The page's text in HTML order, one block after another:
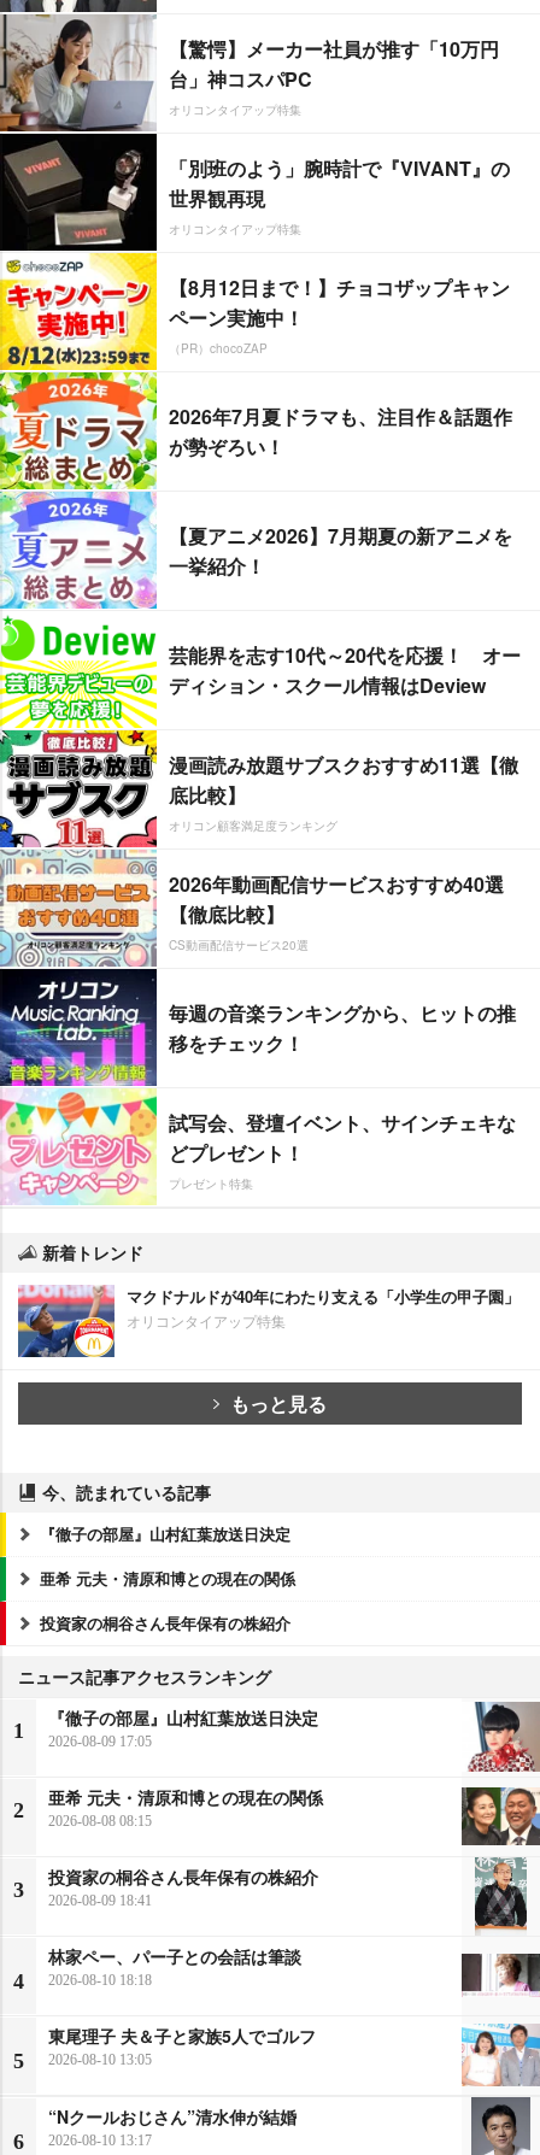
【驚愕】メーカー社員が推す「10万円
台」神コスパPC
オリコンタイアップ特集
「別班のよう」腕時計で『VIVANT』の
世界観再現
オリコンタイアップ特集
【8月12日まで！】チョコザップキャン
ペーン実施中！
（PR）chocoZAP
2026年7月夏ドラマも、注目作＆話題作
が勢ぞろい！
【夏アニメ2026】7月期夏の新アニメを
一挙紹介！
芸能界を志す10代～20代を応援！ オー
ディション・スクール情報はDeview
漫画読み放題サブスクおすすめ11選【徹
底比較】
オリコン顧客満足度ランキング
2026年動画配信サービスおすすめ40選
【徹底比較】
CS動画配信サービス20選
毎週の音楽ランキングから、ヒットの推
移をチェック！
試写会、登壇イベント、サインチェキな
どプレゼント！
プレゼント特集
新着トレンド
マクドナルドが40年にわたり支える「小学生の甲子園」
オリコンタイアップ特集
もっと見る
今、読まれている記事
『徹子の部屋』山村紅葉放送日決定
亜希 元夫・清原和博との現在の関係
投資家の桐谷さん長年保有の株紹介
ニュース記事アクセスランキング
1
『徹子の部屋』山村紅葉放送日決定
2026-08-09 17:05
2
亜希 元夫・清原和博との現在の関係
2026-08-08 08:15
3
投資家の桐谷さん長年保有の株紹介
2026-08-09 18:41
4
林家ペー、パー子との会話は筆談
2026-08-10 18:18
5
東尾理子 夫＆子と家族5人でゴルフ
2026-08-10 13:05
6
“Nクールおじさん”清水伸が結婚
2026-08-10 13:17